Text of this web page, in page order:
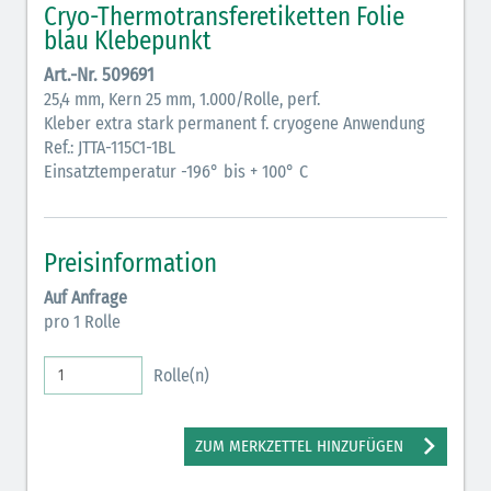
Cryo-Thermotransferetiketten Folie
blau Klebepunkt
Art.-Nr. 509691
25,4 mm, Kern 25 mm, 1.000/Rolle, perf.
Kleber extra stark permanent f. cryogene Anwendung
Ref.: JTTA-115C1-1BL
Einsatztemperatur -196° bis + 100° C
Preisinformation
Auf Anfrage
pro 1 Rolle
Rolle(n)
ZUM MERKZETTEL HINZUFÜGEN